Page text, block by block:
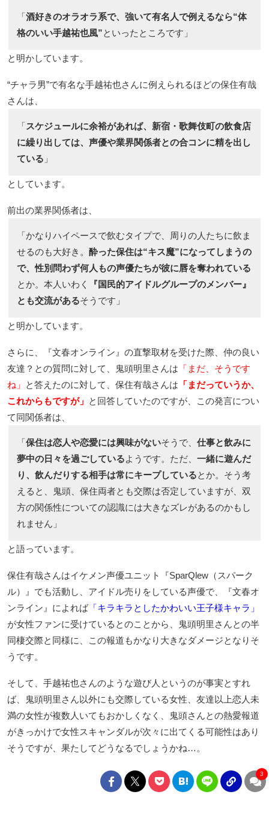
「酒好きのオラオラ系で、強いて有名人で例えるなら“体
格のいい手越祐也風”といったところです」
と明かしています。
“チャラ男”で有名な手越祐也さんに例えられるほどの保住有哉
さんは、
「スケジュールに余裕があれば、新宿・歌舞伎町の飲食店
に繰り出しては、声優や業界関係者との合コンに精を出し
ている 」
としています。
前出の業界関係者は、
「かなりハイペースで飲むタイプで、周りの人たちに飲ま
せるのも大好き。 酔った保住は“キス魔”になってしまうの
で、性別問わず何人もの声優たちが彼に唇を奪われている
とか。本人いわく
『国民的アイドルグループのメンバー』
とも交流があるそうです」
と明かしています。
さらに、『文春オンライン』の直撃取材を受けた際、仲の良い
友達？との質問に対して、鬼頭明里さんは 「まだ、そうです
ね」
と答えたのに対して、保住有哉さんは 「まだっていうか、
これからもですが」 と回答していたのですが、この発言につい
て同関係者は、
「保住は恋人や恋愛には興味がないそうで、 仕事と飲みに
夢中の日々を過ごしているようです。ただ、 一緒に遊んだ
り、飲んだりする相手は常にキープしているとか。そう考
えると、鬼頭、保住両者とも交際は否定していますが、双
方の関係性についての認識には大きなズレがあるのかもし
れません」
と語っています。
保住有哉さんはイケメン声優ユニット『SparQlew（スパーク
ル）』でも活動し、アイドル売りをしている声優で、『文春オ
ンライン』によれば「キラキラとしたかわいい王子様キャラ」
が女性ファンに受けているとのことから、鬼頭明里さんとの半
同棲交際と同様に、この報道もかなり大きなダメージとなりそ
うです。
そして、手越祐也さんのような遊び人というのが事実とすれ
ば、鬼頭明里さん以外にも交際している女性、友達以上恋人未
満の女性が複数人いてもおかしくなく、鬼頭さんとの熱愛報道
がきっかけで女性スキャンダルが次々に出てくる可能性はあり
そうですが、果たしてどうなるでしょうかね…。
3